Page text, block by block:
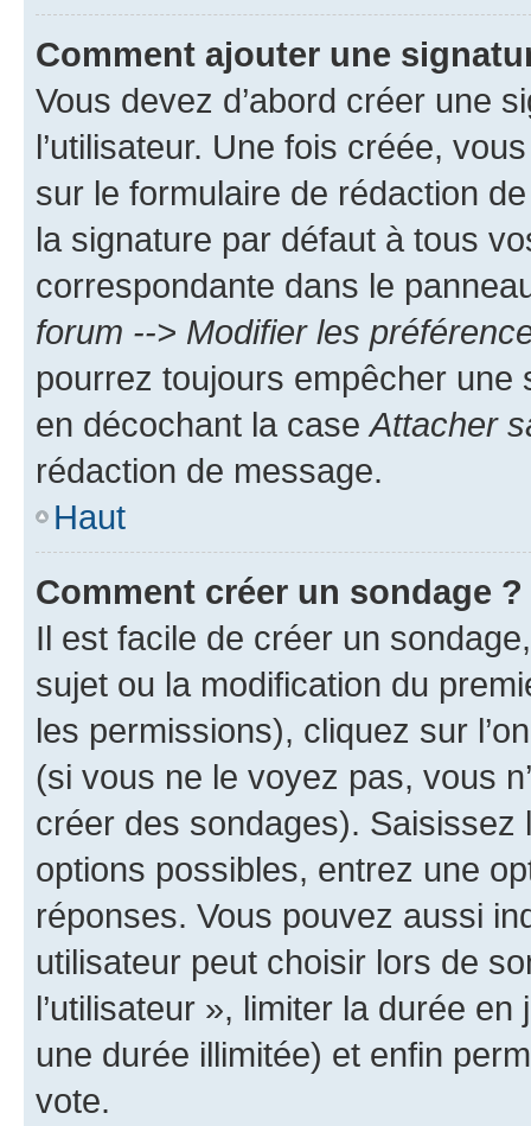
Comment ajouter une
Vous devez d’abord créer une
l’utilisateur. Une fois créée,
sur le formulaire de rédaction
la signature par défaut à tous
correspondante dans le
forum --> Modifier les
pourrez toujours empêcher une
en décochant la caseAttacher
rédaction de message.
Haut
Comment créer un sondage ?
Il est facile de créer un
sujet ou la modification du
les permissions), cliquez sur
(si vous ne le voyez pas, vous
créer des sondages).
options possibles, entrez une
réponses. Vous pouvez aussi
utilisateur peut choisir lors de
l’utilisateur », limiter la durée
une durée illimitée) et enfin
vote.